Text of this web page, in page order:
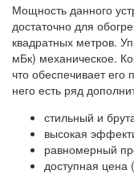
Мощность данного
достаточно для
квадратных метров.
мБк) механическое.
что обеспечивает
него есть ряд
стильный и
высокая
равномерный
доступная цена